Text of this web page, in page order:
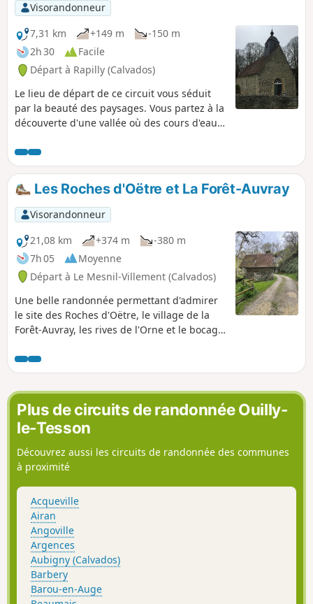
Visorandonneur
7,31 km
+149 m
-150 m
2h 30
Facile
Départ à Rapilly (Calvados)
Le lieu de départ de ce circuit vous séduit
par la beauté des paysages. Vous partez à la
découverte d'une vallée où des cours d'eau
aux pentes souvent boisées. Au détour de
votre randonnée, vous découvrez des
paysages uniques où l'émotion est le guide
de vos foulées.
Les Roches d'Oëtre et La Forêt-Auvray
Visorandonneur
21,08 km
+374 m
-380 m
7h 05
Moyenne
Départ à Le Mesnil-Villement (Calvados)
Une belle randonnée permettant d'admirer
le site des Roches d'Oëtre, le village de la
Forêt-Auvray, les rives de l'Orne et le bocage
un peu plus longue de la randonnée "Autour
de la Forêt-Auvray". On pourra débuter la
randonnée à La Fouillerie (option choisie
pour le descriptif) ou à La Forêt-Auvray.
Plus de circuits de randonnée Ouilly-
le-Tesson
Découvrez aussi les circuits de randonnée des communes
à proximité
Acqueville
Airan
Angoville
Argences
Aubigny (Calvados)
Barbery
Barou-en-Auge